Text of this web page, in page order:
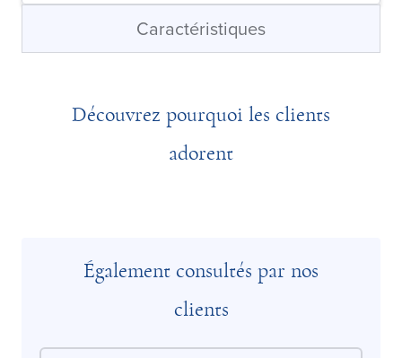
Caractéristiques
Découvrez pourquoi les clients
adorent
Également consultés par nos
clients